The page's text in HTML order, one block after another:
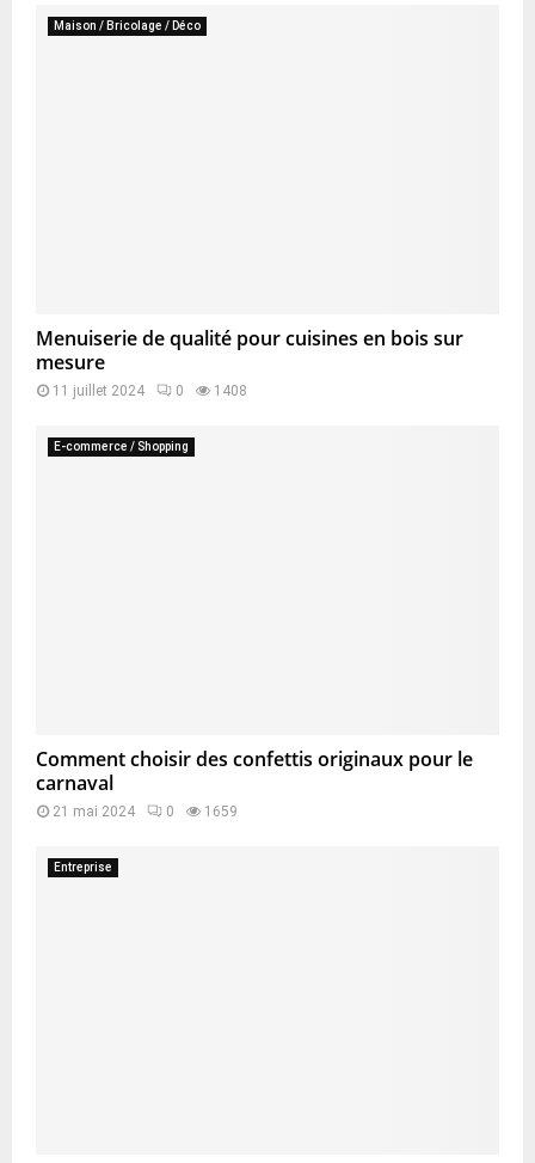
Maison / Bricolage / Déco
Menuiserie de qualité pour cuisines en bois sur
mesure
11 juillet 2024 0 1408
E-commerce / Shopping
Comment choisir des confettis originaux pour le
carnaval
21 mai 2024 0 1659
Entreprise